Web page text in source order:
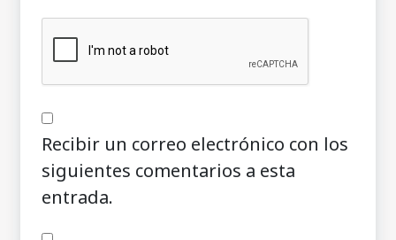
Recibir un correo electrónico con los
siguientes comentarios a esta
entrada.